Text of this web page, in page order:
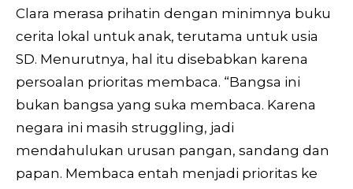
Clara merasa prihatin dengan minimnya buku
cerita lokal untuk anak, terutama untuk usia
SD. Menurutnya, hal itu disebabkan karena
persoalan prioritas membaca. “Bangsa ini
bukan bangsa yang suka membaca. Karena
negara ini masih struggling, jadi
mendahulukan urusan pangan, sandang dan
papan. Membaca entah menjadi prioritas ke